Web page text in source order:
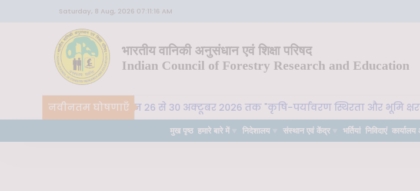
Saturday, 8 Aug, 2026 07:11:16 AM
भारतीय वानिकी अनुसंधान एवं शिक्षा परिषद
Indian Council of Forestry Research and Education
नवीनतम घोषणाएँ
वा. अ. शि. प. , देहरादून 26 से 30 अक्टूबर 2026 तक "कृषि-पर्यावरण स्थिरता और भूमि क्षरण
मुख पृष्ठ हमारे बारे में निदेशालय संस्थान एवं केंद्र भर्तियां निविदाएं